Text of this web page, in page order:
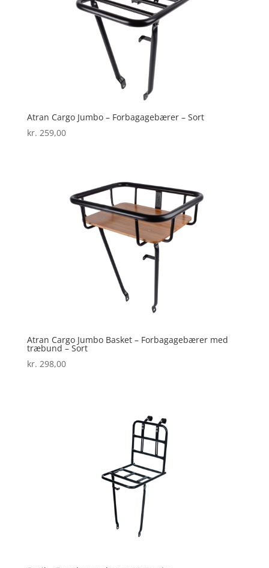
Atran Cargo Jumbo – Forbagagebærer – Sort
kr. 259,00
Atran Cargo Jumbo Basket – Forbagagebærer med
træbund – Sort
kr. 298,00